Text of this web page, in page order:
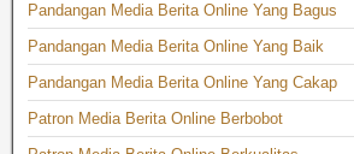
Pandangan Media Berita Online Yang Bagus
Pandangan Media Berita Online Yang Baik
Pandangan Media Berita Online Yang Cakap
Patron Media Berita Online Berbobot